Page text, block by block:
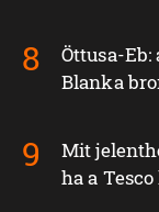
Öttusa-
Blanka
Mit
ha a